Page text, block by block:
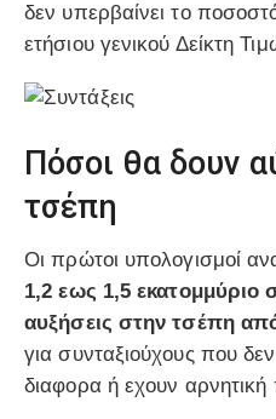
δεν υπερβαίνει το
ετήσιου γενικού Δείκτη
Πόσοι θα δουν
τσέπη
Οι πρώτοι υπολογισμοί
1,2 εως 1,5 εκατομμύριο
αυξήσεις στην τσέπη
για συνταξιούχους που
διαφορα ή εχουν